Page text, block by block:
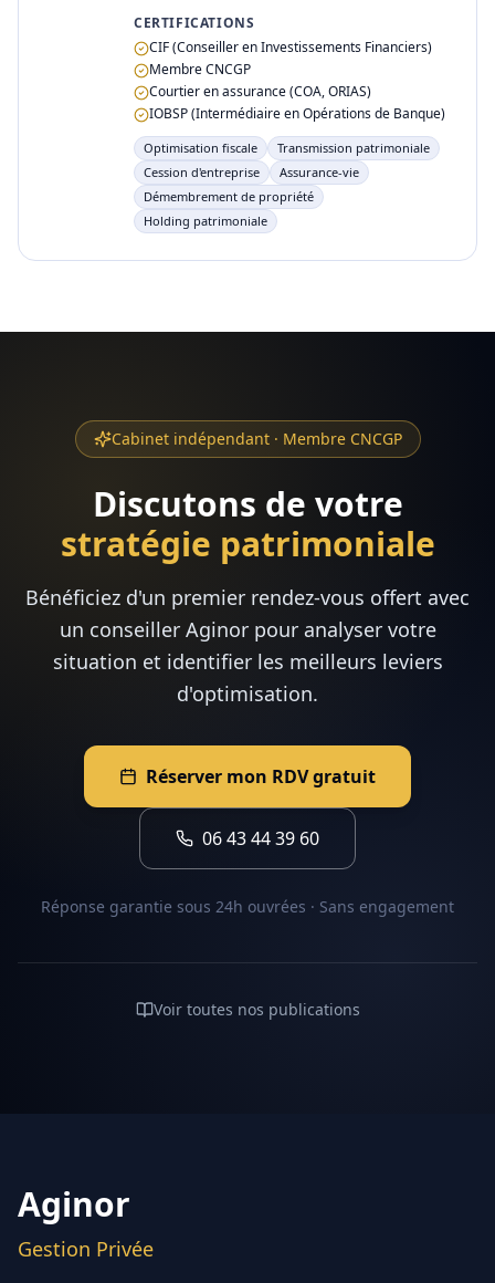
CERTIFICATIONS
CIF (Conseiller en Investissements Financiers)
Membre CNCGP
Courtier en assurance (COA, ORIAS)
IOBSP (Intermédiaire en Opérations de Banque)
Optimisation fiscale
Transmission patrimoniale
Cession d'entreprise
Assurance-vie
Démembrement de propriété
Holding patrimoniale
Cabinet indépendant · Membre CNCGP
Discutons de votre
stratégie patrimoniale
Bénéficiez d'un premier rendez-vous offert avec
un conseiller Aginor pour analyser votre
situation et identifier les meilleurs leviers
d'optimisation.
Réserver mon RDV gratuit
06 43 44 39 60
Réponse garantie sous 24h ouvrées · Sans engagement
Voir toutes nos publications
Aginor
Gestion Privée